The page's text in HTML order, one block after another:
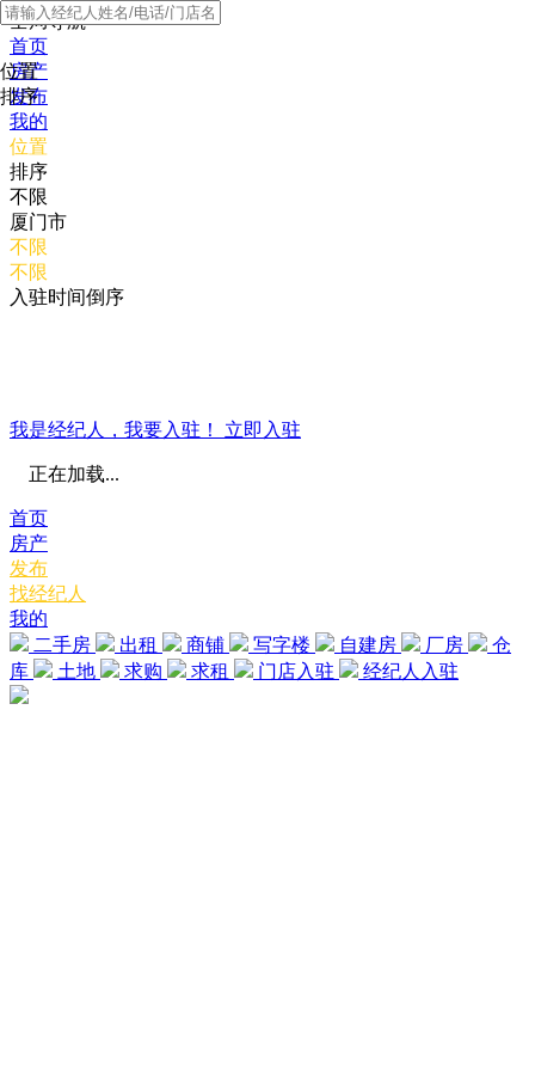
全局导航
首页
房产
发布
我的
位置
排序
位置
排序
不限
厦门市
不限
不限
入驻时间倒序
我是经纪人，我要入驻！ 立即入驻
正在加载...
首页
房产
发布
找经纪人
我的
二手房
出租 商铺 写字楼 自建房 厂房
仓
库
土地 求购 求租 门店入驻 经纪人入驻